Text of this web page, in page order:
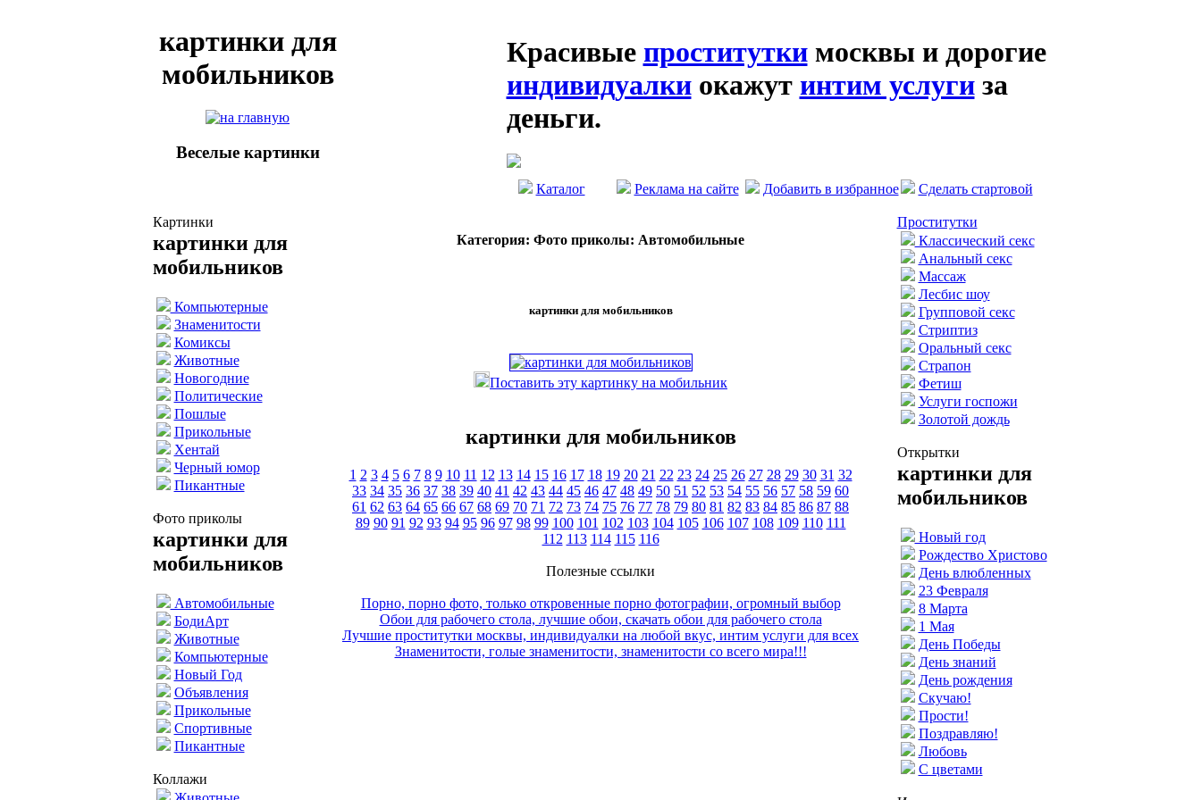
картинки для
мобильников
Веселые картинки
Красивые проституткимосквы и дорогие
индивидуалкиокажут интим услугиза
деньги.
Каталог Реклама на сайте Добавить в избранное Сделать стартовой
Картинки
картинки для
мобильников
Компьютерные
Знаменитости
Комиксы
Животные
Новогодние
Политические
Пошлые
Прикольные
Хентай
Черный юмор
Пикантные
Фото приколы
картинки для
мобильников
Автомобильные
БодиАрт
Животные
Компьютерные
Новый Год
Объявления
Прикольные
Спортивные
Пикантные
Коллажи
Категория: Фото приколы: Автомобильные
картинки для мобильников
Поставить эту картинку на мобильник
картинки для мобильников
1 2 3 4 5 6 7 8 9 10 11 12 13 14 15 16 17 18 19 20 21 22 23 24 25 26 27 28 29 30 31 32
33 34 35 36 37 38 39 40 41 42 43 44 45 46 47 48 49 50 51 52 53 54 55 56 57 58 59 60
61 62 63 64 65 66 67 68 69 70 71 72 73 74 75 76 77 78 79 80 81 82 83 84 85 86 87 88
89 90 91 92 93 94 95 96 97 98 99 100 101 102 103 104 105 106 107 108 109 110 111
112 113 114 115 116
Полезные ссылки
Порно, порно фото, только откровенные порно фотографии, огромный выбор
Обои для рабочего стола, лучшие обои, скачать обои для рабочего стола
Лучшие проститутки москвы, индивидуалки на любой вкус, интим услуги для всех
Знаменитости, голые знаменитости, знаменитости со всего мира!!!
Проститутки
Классический секс
Анальный секс
Массаж
Лесбис шоу
Групповой секс
Стриптиз
Оральный секс
Страпон
Фетиш
Услуги госпожи
Золотой дождь
Открытки
картинки для
мобильников
Новый год
Рождество Христово
День влюбленных
23 Февраля
8 Марта
1 Мая
День Победы
День знаний
День рождения
Скучаю!
Прости!
Поздравляю!
Любовь
С цветами